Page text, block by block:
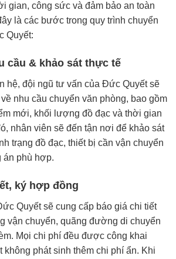
gian, công sức và đảm bảo an toàn
là các bước trong quy trình chuyển
Quyết:
cầu & khảo sát thực tế
hệ, đội ngũ tư vấn của Đức Quyết sẽ
nhu cầu chuyển văn phòng, bao gồm
mới, khối lượng đồ đạc và thời gian
nhân viên sẽ đến tận nơi để khảo sát
trạng đồ đạc, thiết bị cần vận chuyển
án phù hợp.
ký hợp đồng
Quyết sẽ cung cấp báo giá chi tiết
vận chuyển, quãng đường di chuyển
Mọi chi phí đều được công khai
không phát sinh thêm chi phí ẩn. Khi